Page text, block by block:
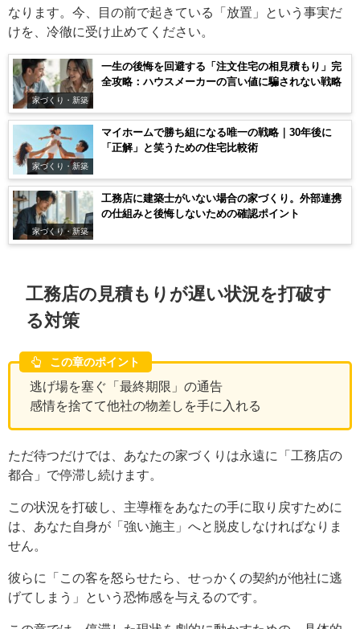
なります。今、目の前で起きている「放置」という事実だ
けを、冷徹に受け止めてください。
家づくり・新築
一生の後悔を回避する「注文住宅の相見積もり」完
全攻略：ハウスメーカーの言い値に騙されない戦略
家づくり・新築
マイホームで勝ち組になる唯一の戦略｜30年後に
「正解」と笑うための住宅比較術
家づくり・新築
工務店に建築士がいない場合の家づくり。外部連携
の仕組みと後悔しないための確認ポイント
工務店の見積もりが遅い状況を打破す
る対策
この章のポイント
逃げ場を塞ぐ「最終期限」の通告
感情を捨てて他社の物差しを手に入れる
ただ待つだけでは、あなたの家づくりは永遠に「工務店の
都合」で停滞し続けます。
この状況を打破し、主導権をあなたの手に取り戻すために
は、あなた自身が「強い施主」へと脱皮しなければなりま
せん。
彼らに「この客を怒らせたら、せっかくの契約が他社に逃
げてしまう」という恐怖感を与えるのです。